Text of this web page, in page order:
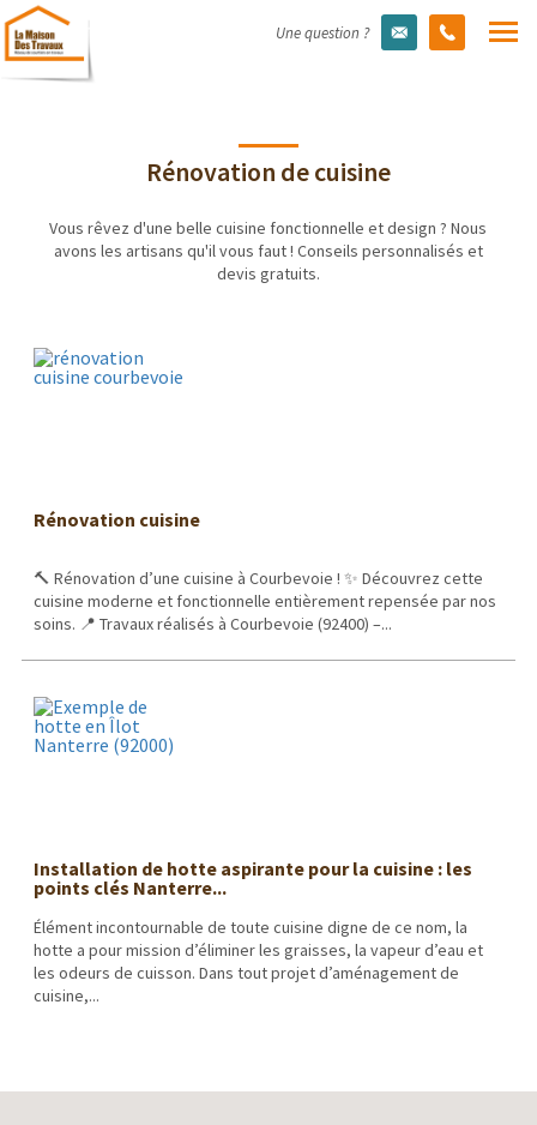
Une question ?
Rénovation de cuisine
Vous rêvez d'une belle cuisine fonctionnelle et design ? Nous
avons les artisans qu'il vous faut ! Conseils personnalisés et
devis gratuits.
Rénovation cuisine
🔨 Rénovation d’une cuisine à Courbevoie ! ✨ Découvrez cette
cuisine moderne et fonctionnelle entièrement repensée par nos
soins. 📍 Travaux réalisés à Courbevoie (92400) –...
Installation de hotte aspirante pour la cuisine : les
points clés Nanterre...
Élément incontournable de toute cuisine digne de ce nom, la
hotte a pour mission d’éliminer les graisses, la vapeur d’eau et
les odeurs de cuisson. Dans tout projet d’aménagement de
cuisine,...